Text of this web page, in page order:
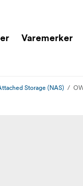
Varemerker
Storage (NAS)